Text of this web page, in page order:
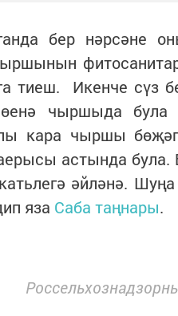
бер нәрсәне
тиеш. Икенче сүз
чыршыда була
кара чыршы
астында була.
әйләнә.
яза Саба таңнары.